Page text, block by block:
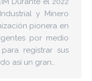
y Minero
pionera en
por medio
registrar sus
así un gran…